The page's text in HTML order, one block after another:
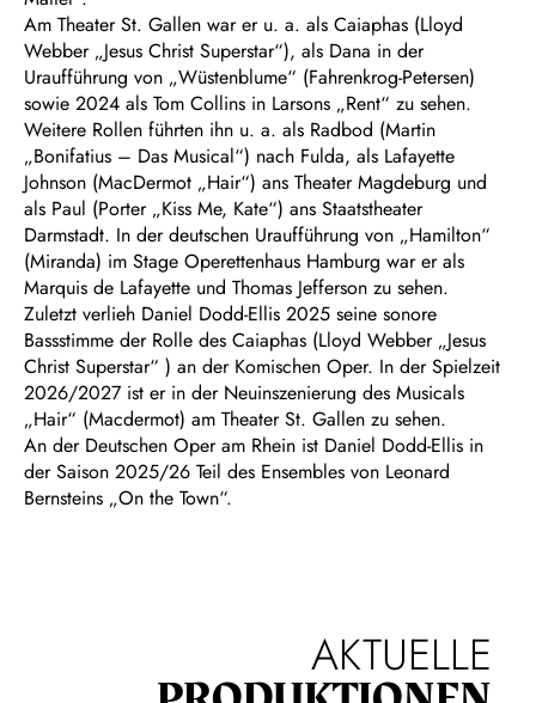
Am Theater St. Gallen war er u. a. als Caiaphas (Lloyd
Webber „Jesus Christ Superstar“), als Dana in der
Uraufführung von „Wüstenblume“ (Fahrenkrog-Petersen)
sowie 2024 als Tom Collins in Larsons „Rent“ zu sehen.
Weitere Rollen führten ihn u. a. als Radbod (Martin
„Bonifatius – Das Musical“) nach Fulda, als Lafayette
Johnson (MacDermot „Hair“) ans Theater Magdeburg und
als Paul (Porter „Kiss Me, Kate“) ans Staatstheater
Darmstadt. In der deutschen Uraufführung von „Hamilton“
(Miranda) im Stage Operettenhaus Hamburg war er als
Marquis de Lafayette und Thomas Jefferson zu sehen.
Zuletzt verlieh Daniel Dodd-Ellis 2025 seine sonore
Bassstimme der Rolle des Caiaphas (Lloyd Webber „Jesus
Christ Superstar“ ) an der Komischen Oper. In der Spielzeit
2026/2027 ist er in der Neuinszenierung des Musicals
„Hair“ (Macdermot) am Theater St. Gallen zu sehen.
An der Deutschen Oper am Rhein ist Daniel Dodd-Ellis in
der Saison 2025/26 Teil des Ensembles von Leonard
Bernsteins „On the Town“.
AKTUELLE